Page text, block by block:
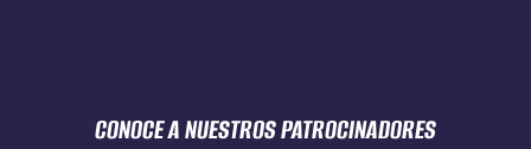
CONOCE A NUESTROSPATROCINADORES